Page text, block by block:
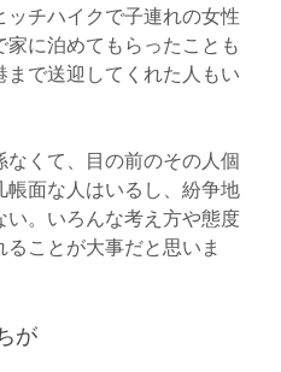
チハイクで子連れの女性
に泊めてもらったことも
で送迎してくれた人もい
なくて、目の前のその人個
帳面な人はいるし、紛争地
。いろんな考え方や態度
ことが大事だと思いま
が